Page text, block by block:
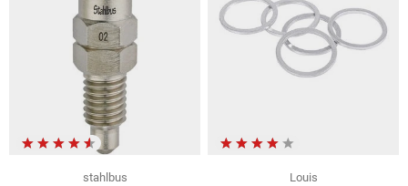
stahlbus
Louis